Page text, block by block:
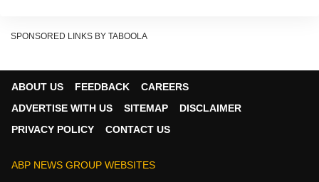
अधूरी रह जाती है.
SPONSORED LINKS BY TABOOLA
ABOUT US FEEDBACK
CAREERS
ADVERTISE WITH US
SITEMAP
DISCLAIMER
PRIVACY POLICY
CONTACT US
ABP NEWS GROUP WEBSITES